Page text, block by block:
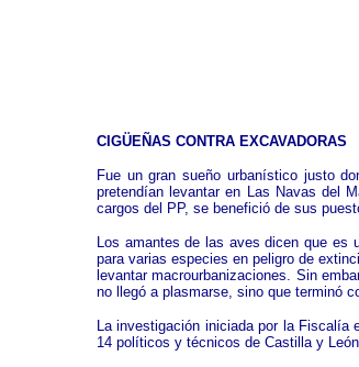
CIGÜEÑAS CONTRA EXCAVADORAS
Fue un gran sueño urbanístico justo
pretendían levantar en Las Navas del
cargos del PP, se benefició de sus
Los amantes de las aves dicen que es
para varias especies en peligro de
levantar macrourbanizaciones. Sin
no llegó a plasmarse, sino que terminó
La investigación iniciada por la
14 políticos y técnicos de Castilla y